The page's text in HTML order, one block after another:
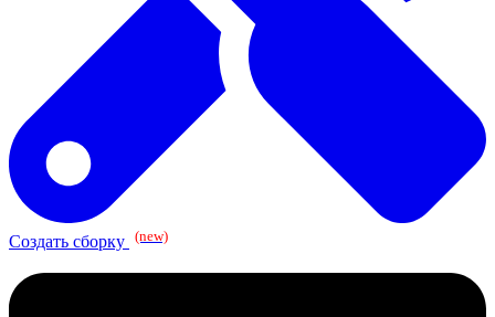
Создать сборку (new)